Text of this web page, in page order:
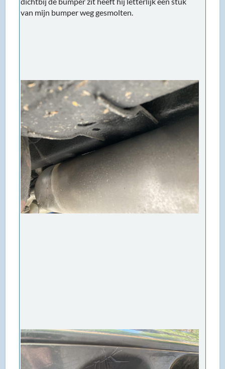
van mijn bumper weg gesmolten.